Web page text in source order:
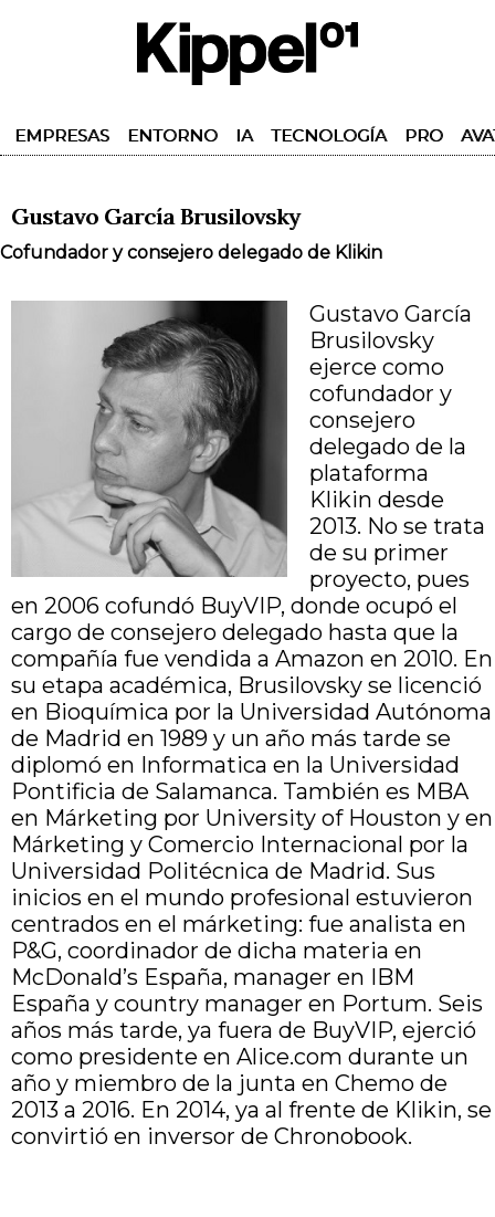
EMPRESAS ENTORNO IA TECNOLOGÍA PRO
Gustavo García Brusilovsky
Cofundador y consejero delegado de Klikin
Gustavo García
Brusilovsky
ejerce como
cofundador y
consejero
delegado de la
plataforma
Klikin desde
2013. No se trata
de su primer
proyecto, pues
en 2006 cofundó BuyVIP, donde ocupó el
cargo de consejero delegado hasta que la
compañía fue vendida a Amazon en 2010. En
su etapa académica, Brusilovsky se licenció
en Bioquímica por la Universidad Autónoma
de Madrid en 1989 y un año más tarde se
diplomó en Informatica en la Universidad
Pontificia de Salamanca. También es MBA
en Márketing por University of Houston y en
Márketing y Comercio Internacional por la
Universidad Politécnica de Madrid. Sus
inicios en el mundo profesional estuvieron
centrados en el márketing: fue analista en
P&G, coordinador de dicha materia en
McDonald’s España, manager en IBM
España y country manager en Portum. Seis
años más tarde, ya fuera de BuyVIP, ejerció
como presidente en Alice.com durante un
año y miembro de la junta en Chemo de
2013 a 2016. En 2014, ya al frente de Klikin, se
convirtió en inversor de Chronobook.